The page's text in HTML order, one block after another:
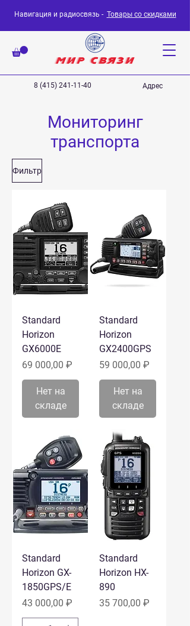
Навигация и радиосвязь - Товары со скидками
8 (415) 241-11-40 Адрес
Мониторинг
транспорта
Фильтр
Standard
Horizon
GX6000E
Цена
69 000,00 ₽
Нет на
складе
Standard
Horizon
GX2400GPS
Цена
59 000,00 ₽
Нет на
складе
Standard
Horizon GX-
1850GPS/E
Цена
43 000,00 ₽
Standard
Horizon HX-
890
Цена
35 700,00 ₽